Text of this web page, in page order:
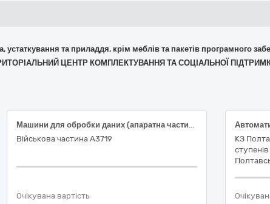
устаткування та приладдя, крім меблів та пакетів програмного
ЦЕНТР КОМПЛЕКТУВАННЯ ТА СОЦІАЛЬНОЇ
Машини для обробки даних (апаратна частина)
Військова частина А3719
Очікувана вартість
КЗ